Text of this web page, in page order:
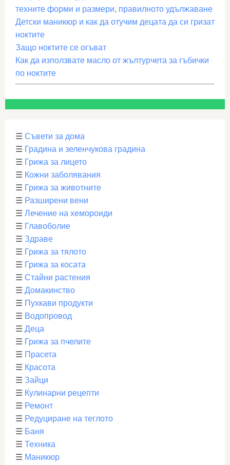
техните форми и размери, правилното удължаване
Детски маникюр и как да отучим децата да си гризат
ноктите
Защо ноктите се огъват
Как да използвате масло от жълтурчета за гъбички
по ноктите
☰ Съвети за дома
☰ Градина и зеленчукова градина
☰ Грижа за лицето
☰ Кожни заболявания
☰ Грижа за животните
☰ Разширени вени
☰ Лечение на хемороиди
☰ Главоболие
☰ Здраве
☰ Грижа за тялото
☰ Грижа за косата
☰ Стайни растения
☰ Домакинство
☰ Пухкави продукти
☰ Водопровод
☰ Деца
☰ Грижа за пчелите
☰ Прасета
☰ Красота
☰ Зайци
☰ Кулинарни рецепти
☰ Ремонт
☰ Редуциране на теглото
☰ Баня
☰ Техника
☰ Маникюр